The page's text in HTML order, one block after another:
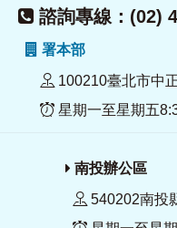
諮詢專線：(02)
署本部
100210臺北市中
星期一至星期五
南投辦公區
540202南投